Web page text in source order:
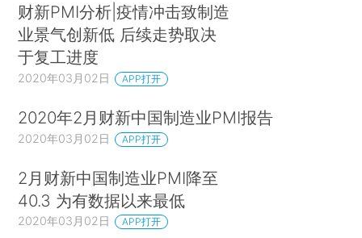
财新PMI分析|疫情冲击致制造
业景气创新低 后续走势取决
于复工进度
2020年03月02日 APP打开
2020年2月财新中国制造业PMI报告
2020年03月02日 APP打开
2月财新中国制造业PMI降至
40.3 为有数据以来最低
2020年03月02日 APP打开